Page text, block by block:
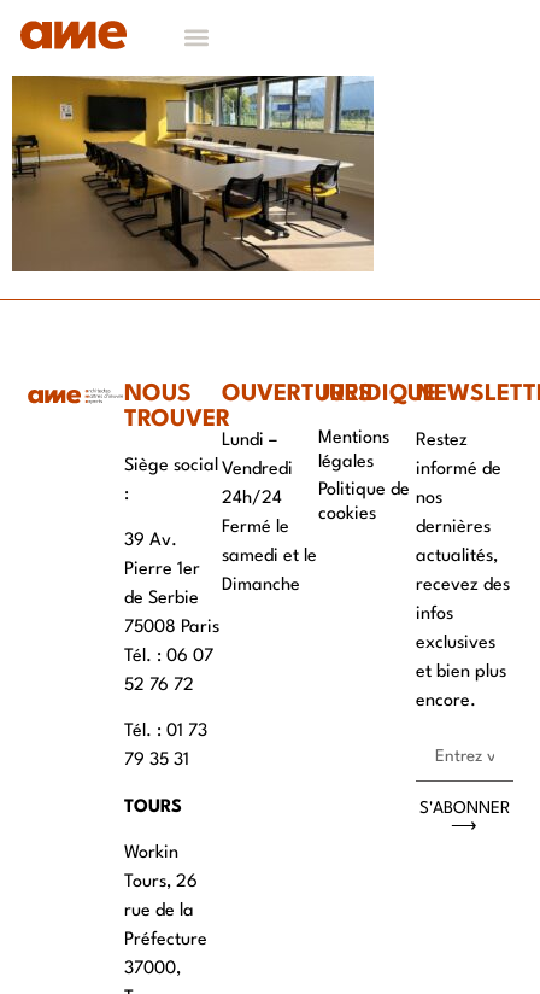
NOUS
TROUVER
Siège social
:
39 Av.
Pierre 1er
de Serbie
75008 Paris
Tél. : ‭06 07
52 76 72
Tél. : 01 73
79 35 31
TOURS
Workin
Tours, 26
rue de la
Préfecture
37000,
OUVERTURES
Lundi –
Vendredi
24h/24
Fermé le
samedi et le
Dimanche
JURIDIQUE
Mentions
légales
Politique de
cookies
Restez
informé de
nos
dernières
actualités,
recevez des
infos
exclusives
et bien plus
encore.
S'ABONNER
⟶